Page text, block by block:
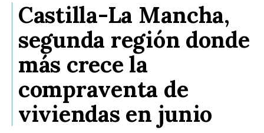
Castilla-La Mancha,
segunda región donde
más crece la
compraventa de
viviendas en junio